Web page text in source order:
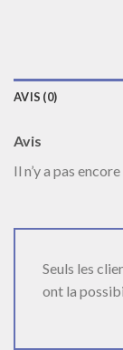
AVIS (0)
Avis
Il n’y a pas encore
Seuls les
ont la